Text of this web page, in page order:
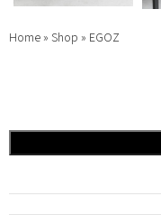
Home » Shop » EGOZ